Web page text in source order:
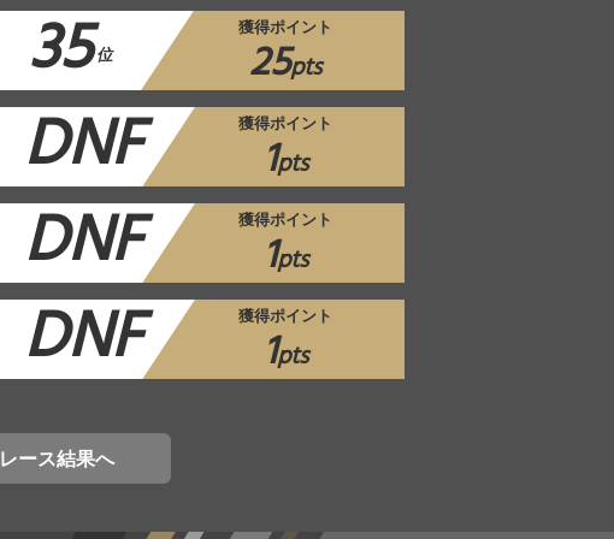
35位
獲得ポイント
25pts
DNF 獲得ポイント
1pts
DNF 獲得ポイント
1pts
DNF 獲得ポイント
1pts
レース結果へ